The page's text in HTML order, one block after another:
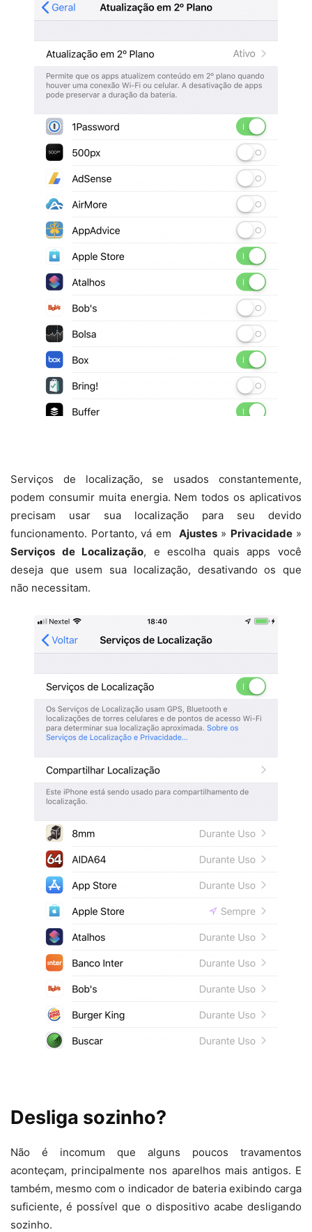
Serviços de localização, se usados constantemente,
podem consumir muita energia. Nem todos os aplicativos
precisam usar sua localização para seu devido
funcionamento. Portanto, vá em Ajustes » Privacidade »
Serviços de Localização, e escolha quais apps você
deseja que usem sua localização, desativando os que
não necessitam.
Desliga sozinho?
Não é incomum que alguns poucos travamentos
aconteçam, principalmente nos aparelhos mais antigos. E
também, mesmo com o indicador de bateria exibindo carga
suficiente, é possível que o dispositivo acabe desligando
sozinho.